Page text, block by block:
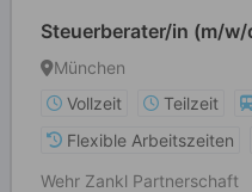
Steuerberater/in (m/w/
München
Vollzeit
Teilzeit
Flexible Arbeitszeiten
Wehr Zankl Partnerschaft